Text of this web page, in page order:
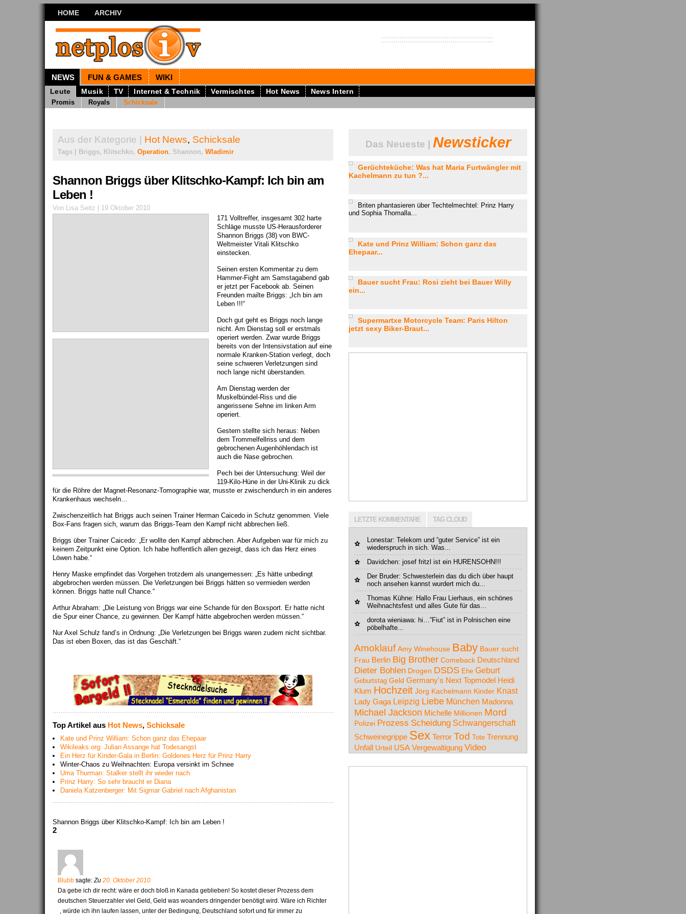
HOME ARCHIV
NEWS FUN & GAMES WIKI
Leute Musik TV Internet & Technik Vermischtes Hot News News Intern
Promis Royals Schicksale
Aus der Kategorie | Hot News, Schicksale
Tags | Briggs, Klitschko, Operation, Shannon, Wladimir
Shannon Briggs über Klitschko-Kampf: Ich bin am
Leben !
Von Lisa Seitz | 19 Oktober 2010
171 Volltreffer, insgesamt 302 harte
Schläge musste US-Herausforderer
Shannon Briggs (38) von BWC-
Weltmeister Vitali Klitschko
einstecken.
Seinen ersten Kommentar zu dem
Hammer-Fight am Samstagabend gab
er jetzt per Facebook ab. Seinen
Freunden mailte Briggs: „Ich bin am
Leben !!!“
Doch gut geht es Briggs noch lange
nicht. Am Dienstag soll er erstmals
operiert werden. Zwar wurde Briggs
bereits von der Intensivstation auf eine
normale Kranken-Station verlegt, doch
seine schweren Verletzungen sind
noch lange nicht überstanden.
Am Dienstag werden der
Muskelbündel-Riss und die
angerissene Sehne im linken Arm
operiert.
Gestern stellte sich heraus: Neben
dem Trommelfellriss und dem
gebrochenen Augenhöhlendach ist
auch die Nase gebrochen.
Pech bei der Untersuchung: Weil der
119-Kilo-Hüne in der Uni-Klinik zu dick
für die Röhre der Magnet-Resonanz-Tomographie war, musste er zwischendurch in ein anderes
Krankenhaus wechseln…
Zwischenzeitlich hat Briggs auch seinen Trainer Herman Caicedo in Schutz genommen. Viele
Box-Fans fragen sich, warum das Briggs-Team den Kampf nicht abbrechen ließ.
Briggs über Trainer Caicedo: „Er wollte den Kampf abbrechen. Aber Aufgeben war für mich zu
keinem Zeitpunkt eine Option. Ich habe hoffentlich allen gezeigt, dass ich das Herz eines
Löwen habe.“
Henry Maske empfindet das Vorgehen trotzdem als unangemessen: „Es hätte unbedingt
abgebrochen werden müssen. Die Verletzungen bei Briggs hätten so vermieden werden
können. Briggs hatte null Chance.“
Arthur Abraham: „Die Leistung von Briggs war eine Schande für den Boxsport. Er hatte nicht
die Spur einer Chance, zu gewinnen. Der Kampf hätte abgebrochen werden müssen.“
Nur Axel Schulz fand’s in Ordnung: „Die Verletzungen bei Briggs waren zudem nicht sichtbar.
Das ist eben Boxen, das ist das Geschäft.“
Top Artikel aus Hot News, Schicksale
Kate und Prinz William: Schon ganz das Ehepaar
Wikileaks.org: Julian Assange hat Todesangst
Ein Herz für Kinder-Gala in Berlin: Goldenes Herz für Prinz Harry
Winter-Chaos zu Weihnachten: Europa versinkt im Schnee
Uma Thurman: Stalker stellt ihr wieder nach
Prinz Harry: So sehr braucht er Diana
Daniela Katzenberger: Mit Sigmar Gabriel nach Afghanistan
Shannon Briggs über Klitschko-Kampf: Ich bin am Leben !
2
Blubb sagte:Zu 20. Oktober 2010
Da gebe ich dir recht: wäre er doch bloß in Kanada geblieben! So kostet dieser Prozess dem
deutschen Steuerzahler viel Geld, Geld was woanders dringender benötigt wird. Wäre ich Richter
, würde ich ihn laufen lassen, unter der Bedingung, Deutschland sofort und für immer zu
Das Neueste | Newsticker
Gerüchteküche: Was hat Maria Furtwängler mit
Kachelmann zu tun ?...
Briten phantasieren über Techtelmechtel: Prinz Harry
und Sophia Thomalla...
Kate und Prinz William: Schon ganz das
Ehepaar...
Bauer sucht Frau: Rosi zieht bei Bauer Willy
ein...
Supermartxe Motorcycle Team: Paris Hilton
jetzt sexy Biker-Braut...
LETZTE KOMMENTARE TAG CLOUD
Lonestar: Telekom und “guter Service” ist ein
wiederspruch in sich. Was...
Davidchen: josef fritzl ist ein HURENSOHN!!!
Der Bruder: Schwesterlein das du dich über haupt
noch ansehen kannst wurdert mich du...
Thomas Kühne: Hallo Frau Lierhaus, ein schönes
Weihnachtsfest und alles Gute für das...
dorota wieniawa: hi…”Fiut” ist in Polnischen eine
pöbelhafte...
Amoklauf Amy Winehouse Baby Bauer sucht
Frau Berlin Big Brother Comeback Deutschland
Dieter Bohlen Drogen DSDS Ehe Geburt
Geburtstag Geld Germany's Next Topmodel Heidi
Klum Hochzeit Jörg Kachelmann Kinder Knast
Lady Gaga Leipzig Liebe München Madonna
Michael Jackson Michelle Millionen Mord
Polizei Prozess Scheidung Schwangerschaft
Schweinegrippe Sex Terror Tod Tote Trennung
Unfall Urteil USA Vergewaltigung Video